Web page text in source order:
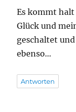
Es kommt
Glück und
geschaltet
ebenso…
Antworten